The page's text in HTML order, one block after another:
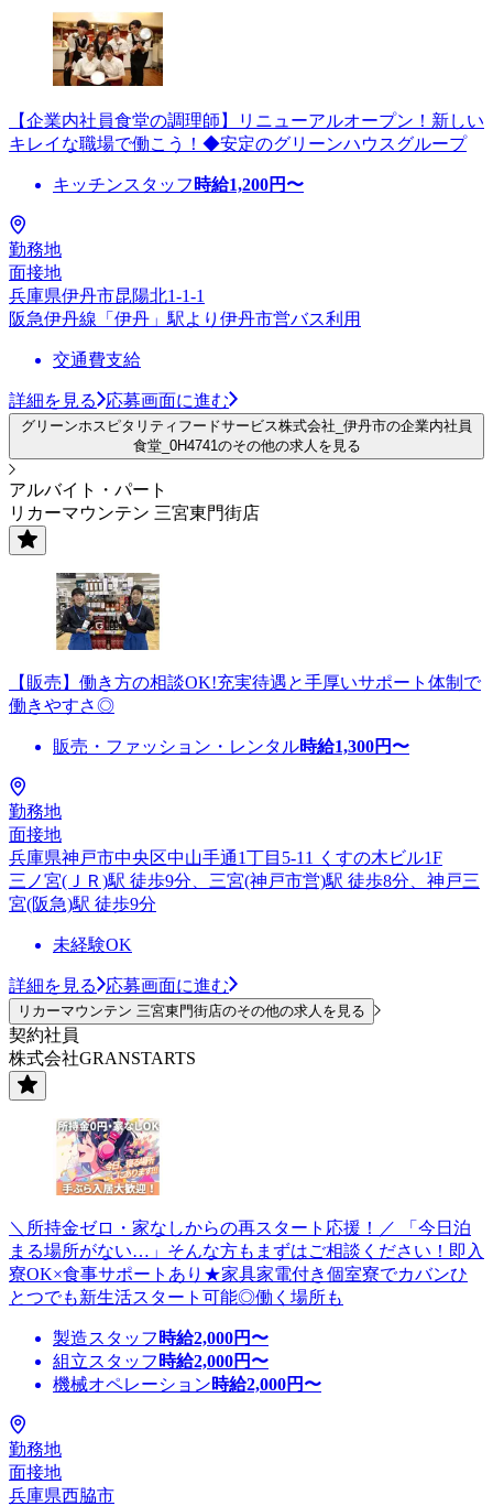
【企業内社員食堂の調理師】リニューアルオープン！新しい
キレイな職場で働こう！◆安定のグリーンハウスグループ
キッチンスタッフ 時給1,200円〜
勤務地
面接地
兵庫県伊丹市昆陽北1-1-1
阪急伊丹線「伊丹」駅より伊丹市営バス利用
交通費支給
詳細を見る 応募画面に進む
グリーンホスピタリティフードサービス株式会社_伊丹市の企業内社員
食堂_0H4741のその他の求人を見る
アルバイト・パート
リカーマウンテン 三宮東門街店
【販売】働き方の相談OK!充実待遇と手厚いサポート体制で
働きやすさ◎
販売・ファッション・レンタル時給1,300円〜
勤務地
面接地
兵庫県神戸市中央区中山手通1丁目5-11 くすの木ビル1F
三ノ宮(ＪＲ)駅 徒歩9分、三宮(神戸市営)駅 徒歩8分、神戸三
宮(阪急)駅 徒歩9分
未経験OK
詳細を見る 応募画面に進む
リカーマウンテン 三宮東門街店のその他の求人を見る
契約社員
株式会社GRANSTARTS
＼所持金ゼロ・家なしからの再スタート応援！／ 「今日泊
まる場所がない…」そんな方もまずはご相談ください！即入
寮OK×食事サポートあり★家具家電付き個室寮でカバンひ
とつでも新生活スタート可能◎働く場所も
製造スタッフ 時給2,000円〜
組立スタッフ 時給2,000円〜
機械オペレーション時給2,000円〜
勤務地
面接地
兵庫県西脇市